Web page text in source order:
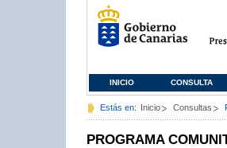
INICIO CONSULTA
Estás en: Inicio Consultas
PROGRAMA